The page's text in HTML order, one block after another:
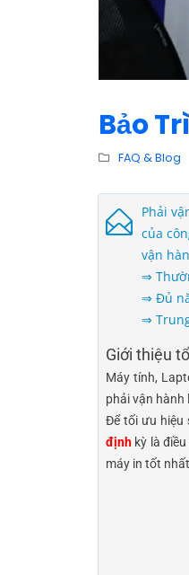
Bảo
FAQ & Blog
Phải
của
vận
⇒
⇒ Đủ
⇒
Giới thiệu
Máy tính,
phải vận hành
Để tối ưu hiệu
định kỳ là
máy in tốt